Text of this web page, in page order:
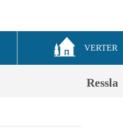
VERTER
Ressla